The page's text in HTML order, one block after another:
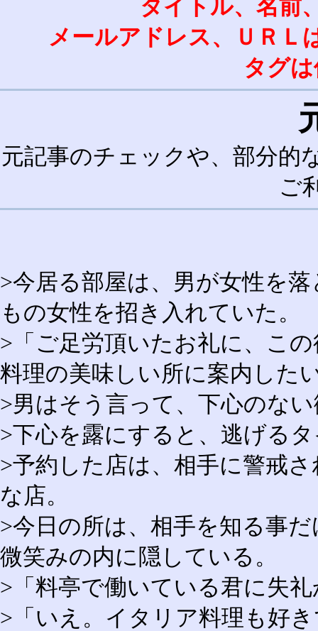
タイトル、名前
メールアドレス、ＵＲＬ
タグ
元記事のチェックや、部分的
ご
>今居る部屋は、男が女性を
もの女性を招き入れていた。
>「ご足労頂いたお礼に、こ
料理の美味しい所に案内した
>男はそう言って、下心のな
>下心を露にすると、逃げる
>予約した店は、相手に警戒
な店。
>今日の所は、相手を知る事
微笑みの内に隠している。
>「料亭で働いている君に失
>「いえ。イタリア料理も好